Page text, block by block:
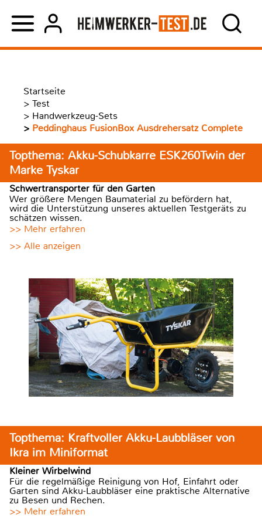
Startseite
> Test
> Handwerkzeug-Sets
> Peddinghaus FusionBox Ausdrehersatz Complete
Topthema: Akku-Schubkarre ESK260Twin der
Marke Tyskar
Schwertransporter für den Garten
Wer größere Mengen Baumaterial zu befördern hat,
wird die Unterstützung unseres aktuellen Testgeräts zu
schätzen wissen.
>> Mehr erfahren
>> Alle anzeigen
Topthema: Kraftvoller Akku-Laubbläser von
Ikra im Miniformat
Kleiner Wirbelwind
Für die regelmäßige Reinigung von Hof, Einfahrt oder
Garten sind Akku-Laubbläser eine praktische Alternative
zu Besen und Rechen.
>> Mehr erfahren